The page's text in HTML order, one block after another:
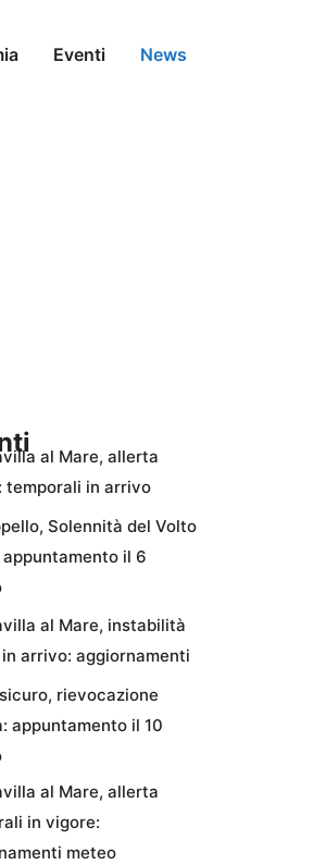
Eventi News
al Mare, allerta
temporali in arrivo
Solennità del Volto
il 6
al Mare, instabilità
arrivo: aggiornamenti
rievocazione
appuntamento il 10
al Mare, allerta
in vigore:
meteo